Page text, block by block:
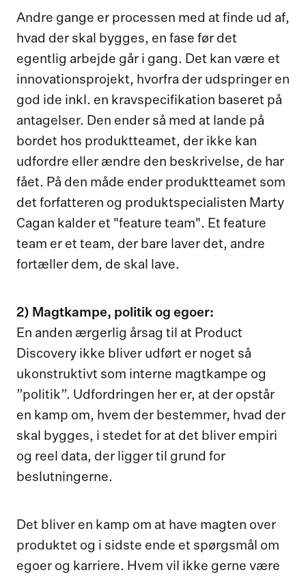
Andre gange er processen med at finde ud af,
hvad der skal bygges, en fase før det
egentlig arbejde går i gang. Det kan være et
innovationsprojekt, hvorfra der udspringer en
god ide inkl. en kravspecifikation baseret på
antagelser. Den ender så med at lande på
bordet hos produktteamet, der ikke kan
udfordre eller ændre den beskrivelse, de har
fået. På den måde ender produktteamet som
det forfatteren og produktspecialisten Marty
Cagan kalder et "feature team". Et feature
team er et team, der bare laver det, andre
fortæller dem, de skal lave.
2) Magtkampe, politik og egoer:
En anden ærgerlig årsag til at Product
Discovery ikke bliver udført er noget så
ukonstruktivt som interne magtkampe og
”politik”. Udfordringen her er, at der opstår
en kamp om, hvem der bestemmer, hvad der
skal bygges, i stedet for at det bliver empiri
og reel data, der ligger til grund for
beslutningerne.
Det bliver en kamp om at have magten over
produktet og i sidste ende et spørgsmål om
egoer og karriere. Hvem vil ikke gerne være